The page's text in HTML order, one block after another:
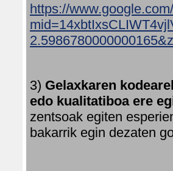
https://
3) Gelaxkaren
edo kualitatiboa ere
zentsoak egiten
bakarrik egin dezaten